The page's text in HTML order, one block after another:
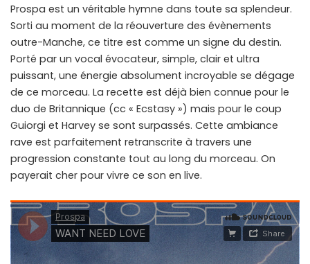
Prospa est un véritable hymne dans toute sa splendeur.
Sorti au moment de la réouverture des évènements
outre-Manche, ce titre est comme un signe du destin.
Porté par un vocal évocateur, simple, clair et ultra
puissant, une énergie absolument incroyable se dégage
de ce morceau. La recette est déjà bien connue pour le
duo de Britannique (cc « Ecstasy ») mais pour le coup
Guiorgi et Harvey se sont surpassés. Cette ambiance
rave est parfaitement retranscrite à travers une
progression constante tout au long du morceau. On
payerait cher pour vivre ce son en live.